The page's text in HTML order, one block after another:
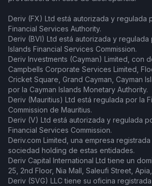
Deriv (FX) Ltd está autorizada y regulada
Financial Services Authority.
Deriv (BVI) Ltd está autorizada y regulada
Islands Financial Services Commission.
Deriv Investments (Cayman) Limited, con
Campbells Corporate Services Limited,
Cricket Square, Grand Cayman, Cayman
por la Cayman Islands Monetary Authority.
Deriv (Mauritius) Ltd está regulada por la
Commission de Mauritius.
Deriv (V) Ltd está autorizada y regulada
Financial Services Commission.
Deriv.com Limited, una empresa
sociedad holding de estas entidades.
Deriv Capital International Ltd tiene un
25, 2nd Floor, Nia Mall, Saleufi Street,
Deriv (SVG) LLC tiene su oficina